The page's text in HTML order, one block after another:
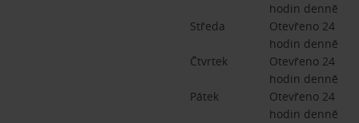
hodin denně
Středa
Otevřeno 24
hodin denně
Čtvrtek
Otevřeno 24
hodin denně
Pátek
Otevřeno 24
hodin denně